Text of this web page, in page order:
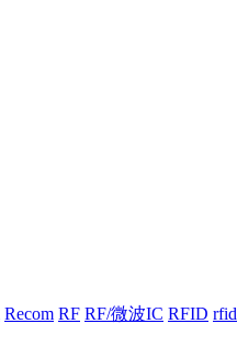
Recom RF RF/微波IC RFID rfid